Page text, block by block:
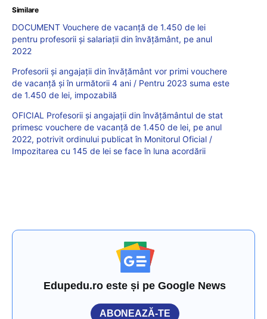
Similare
DOCUMENT Vouchere de vacanță de 1.450 de lei
pentru profesorii și salariații din învățământ, pe anul
2022
Profesorii și angajații din învățământ vor primi vouchere
de vacanță și în următorii 4 ani / Pentru 2023 suma este
de 1.450 de lei, impozabilă
OFICIAL Profesorii și angajații din învățământul de stat
primesc vouchere de vacanță de 1.450 de lei, pe anul
2022, potrivit ordinului publicat în Monitorul Oficial /
Impozitarea cu 145 de lei se face în luna acordării
Edupedu.ro este și pe Google News
ABONEAZĂ-TE